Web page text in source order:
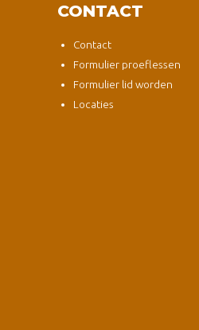
CONTACT
Contact
Formulier proeflessen
Formulier lid worden
Locaties